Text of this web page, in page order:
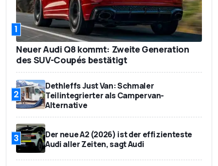
1
Neuer Audi Q8 kommt: Zweite Generation
des SUV-Coupés bestätigt
2
Dethleffs Just Van: Schmaler
Teilintegrierter als Campervan-
Alternative
3
Der neue A2 (2026) ist der effizienteste
Audi aller Zeiten, sagt Audi